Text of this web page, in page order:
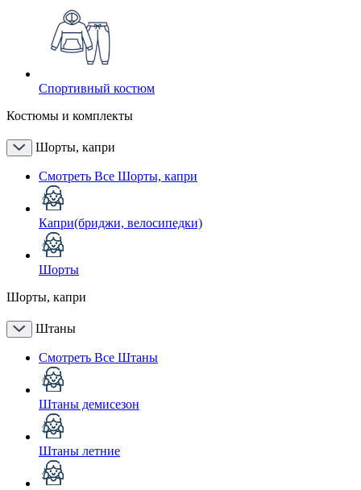
Спортивный костюм
Костюмы и комплекты
Шорты, капри
Смотреть Все Шорты, капри
Капри(бриджи, велосипедки)
Шорты
Шорты, капри
Штаны
Смотреть Все Штаны
Штаны демисезон
Штаны летние